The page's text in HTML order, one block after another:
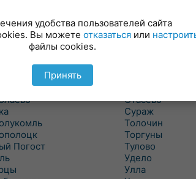
Погост
Сенно
Ситцы
Славени
Стасево
Сураж
Толочин
Торгуны
Тулово
Удело
Улла
удобства пользователей сайта
Вы можете отказаться или
файлы cookies.
Принять